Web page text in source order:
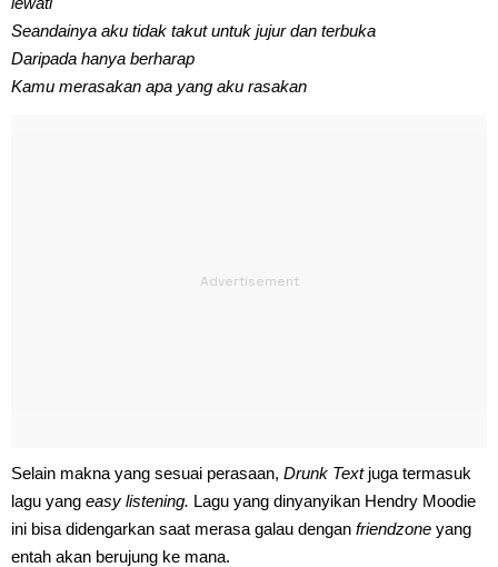
Seandainya aku tidak takut untuk jujur dan terbuka
Daripada hanya berharap
Kamu merasakan apa yang aku rasakan
Selain makna yang sesuai perasaan, Drunk Text juga termasuk
lagu yang easy listening. Lagu yang dinyanyikan Hendry Moodie
ini bisa didengarkan saat merasa galau dengan friendzone yang
entah akan berujung ke mana.